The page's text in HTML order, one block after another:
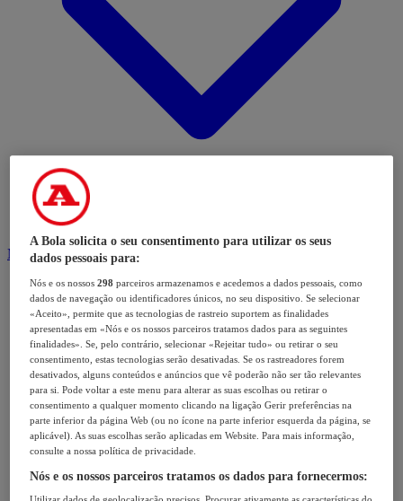
Modalidades
A Bola solicita o seu consentimento para utilizar os seus
dados pessoais para:
Nós e os nossos298 parceiros armazenamos e acedemos a dados pessoais, como
dados de navegação ou identificadores únicos, no seu dispositivo. Se selecionar
«Aceito», permite que as tecnologias de rastreio suportem as finalidades
apresentadas em «Nós e os nossos parceiros tratamos dados para as seguintes
finalidades». Se, pelo contrário, selecionar «Rejeitar tudo» ou retirar o seu
consentimento, estas tecnologias serão desativadas. Se os rastreadores forem
desativados, alguns conteúdos e anúncios que vê poderão não ser tão relevantes
para si. Pode voltar a este menu para alterar as suas escolhas ou retirar o
consentimento a qualquer momento clicando na ligação Gerir preferências na
parte inferior da página Web (ou no ícone na parte inferior esquerda da página, se
aplicável). As suas escolhas serão aplicadas em Website. Para mais informação,
consulte a nossa política de privacidade.
Nós e os nossos parceiros tratamos os dados para fornecermos: